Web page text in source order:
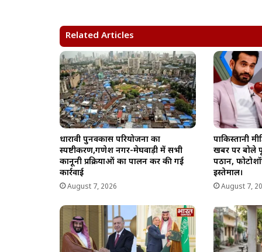
A
p
p
o
o
k
r
a
m
i
k
Related Articles
धारावी पुनर्विकास परियोजना का
स्पष्टीकरण,गणेश नगर-मेघवाड़ी में सभी
कानूनी प्रक्रियाओं का पालन कर की गई
कार्रवाई
August 7, 2026
पाकिस्तानी
खबर पर बोले
पठान,
इस्तेमाल।
August 7,